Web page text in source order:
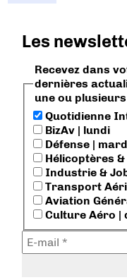
Les
Recevez dans
dernières
une ou
Quotidienne
BizAv | lundi
Défense |
Hélicoptères
Industrie &
Transport
Aviation
Culture Aéro |